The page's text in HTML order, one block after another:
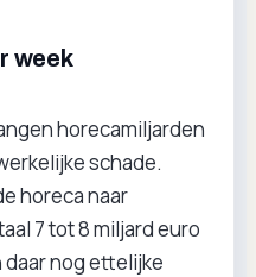
week
horecamiljarden
schade.
horeca naar
7 tot 8 miljard euro
daar nog ettelijke